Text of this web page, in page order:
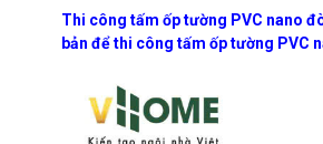
Thi công tấm ốp tường PVC nano
bản để thi công tấm ốp tường PVC